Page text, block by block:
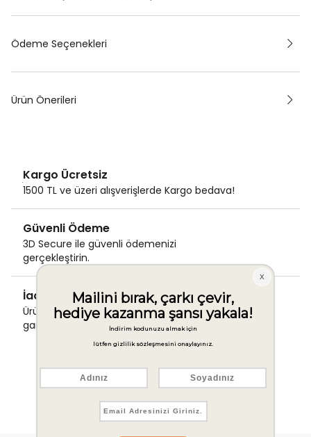
Ödeme Seçenekleri
Ürün Önerileri
Kargo Ücretsiz
1500 TL ve üzeri alışverişlerde Kargo bedava!
Güvenli Ödeme
3D Secure ile güvenli ödemenizi
gerçekleştirin.
İade & Değişim Garantisi
Ürünlerinizde sorunsuz iade ve değişim
garantisi.